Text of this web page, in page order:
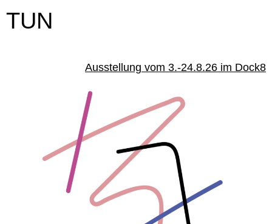
TUN
Ausstellung vom 3.-24.8.26 im Dock8